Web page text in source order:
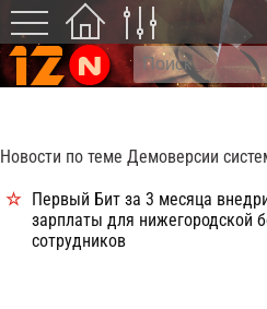
Новости по теме Демоверсии
Первый Бит за 3 месяца
зарплаты для нижегородской
сотрудников